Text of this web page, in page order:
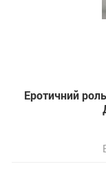
Еротичний